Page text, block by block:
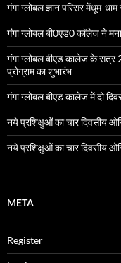
गंगा ग्लोबल ज्ञान परिसर मेंधूम-
गंगा ग्लोबल बी0एड0 काॅलेज ने
गंगा ग्लोबल बीएड कालेज के
प्रोग्राम का शुभारंभ
गंगा ग्लोबल बीएड कालेज में दो
नये प्रशिक्षुओं का चार दिवसीय
नये प्रशिक्षुओं का चार दिवसीय
META
Register